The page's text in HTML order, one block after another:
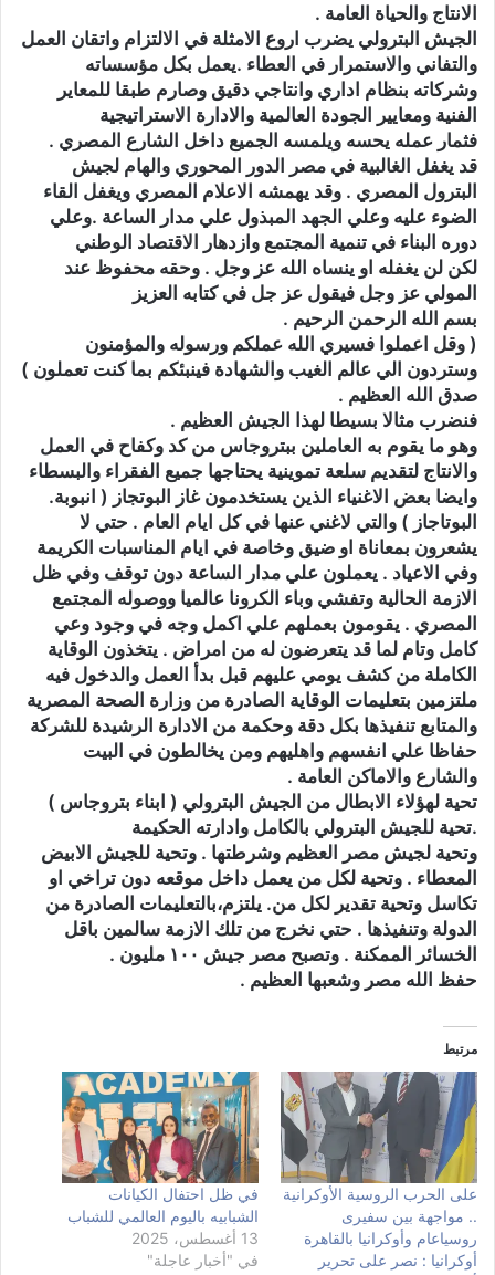
الانتاج والحياة العامة .
الجيش البترولي يضرب اروع الامثلة في الالتزام واتقان العمل
والتفاني والاستمرار في العطاء .يعمل بكل مؤسساته
وشركاته بنظام اداري وانتاجي دقيق وصارم طبقا للمعاير
الفنية ومعايير الجودة العالمية والادارة الاستراتيجية
فثمار عمله يحسه ويلمسه الجميع داخل الشارع المصري .
قد يغفل الغالبية في مصر الدور المحوري والهام لجيش
البترول المصري . وقد يهمشه الاعلام المصري ويغفل القاء
الضوء عليه وعلي الجهد المبذول علي مدار الساعة .وعلي
دوره البناء في تنمية المجتمع وازدهار الاقتصاد الوطني
لكن لن يغفله او ينساه الله عز وجل . وحقه محفوظ عند
المولي عز وجل فيقول عز جل في كتابه العزيز
بسم الله الرحمن الرحيم .
( وقل اعملوا فسيري الله عملكم ورسوله والمؤمنون
وستردون الي عالم الغيب والشهادة فينبئكم بما كنت تعملون )
صدق الله العظيم .
فنضرب مثالا بسيطا لهذا الجيش العظيم .
وهو ما يقوم به العاملين ببتروجاس من كد وكفاح في العمل
والانتاج لتقديم سلعة تموينية يحتاجها جميع الفقراء والبسطاء
وايضا بعض الاغنياء الذين يستخدمون غاز البوتجاز ( انبوبة.
البوتاجاز ) والتي لاغني عنها في كل ايام العام . حتي لا
يشعرون بمعاناة او ضيق وخاصة في ايام المناسبات الكريمة
وفي الاعياد . يعملون علي مدار الساعة دون توقف وفي ظل
الازمة الحالية وتفشي وباء الكرونا عالميا ووصوله المجتمع
المصري . يقومون بعملهم علي اكمل وجه في وجود وعي
كامل وتام لما قد يتعرضون له من امراض . يتخذون الوقاية
الكاملة من كشف يومي عليهم قبل بدأ العمل والدخول فيه
ملتزمين بتعليمات الوقاية الصادرة من وزارة الصحة المصرية
والمتابع تنفيذها بكل دقة وحكمة من الادارة الرشيدة للشركة
حفاظا علي انفسهم واهليهم ومن يخالطون في البيت
والشارع والاماكن العامة .
تحية لهؤلاء الابطال من الجيش البترولي ( ابناء بتروجاس )
.تحية للجيش البترولي بالكامل وادارته الحكيمة
وتحية لجيش مصر العظيم وشرطتها . وتحية للجيش الابيض
المعطاء . وتحية لكل من يعمل داخل موقعه دون تراخي او
تكاسل وتحية تقدير لكل من. يلتزم،بالتعليمات الصادرة من
الدولة وتنفيذها . حتي نخرج من تلك الازمة سالمين باقل
الخسائر الممكنة . وتصبح مصر جيش ١٠٠ مليون .
حفظ الله مصر وشعبها العظيم .
مرتبط
على الحرب الروسية الأوكرانية
.. مواجهة بين سفيرى
روسياعام وأوكرانيا بالقاهرة
أوكرانيا : نصر على تحرير
في ظل احتفال الكيانات
الشبابيه باليوم العالمي للشباب
13 أغسطس، 2025
في "أخبار عاجلة"